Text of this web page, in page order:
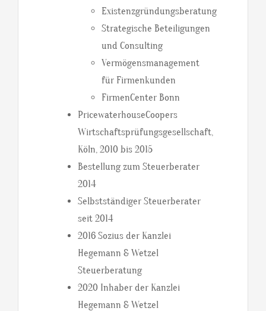
Existenzgründungsberatung
Strategische Beteiligungen
und Consulting
Vermögensmanagement
für Firmenkunden
FirmenCenter Bonn
PricewaterhouseCoopers
Wirtschaftsprüfungsgesellschaft,
Köln, 2010 bis 2015
Bestellung zum Steuerberater
2014
Selbstständiger Steuerberater
seit 2014
2016 Sozius der Kanzlei
Hegemann & Wetzel
Steuerberatung
2020 Inhaber der Kanzlei
Hegemann & Wetzel